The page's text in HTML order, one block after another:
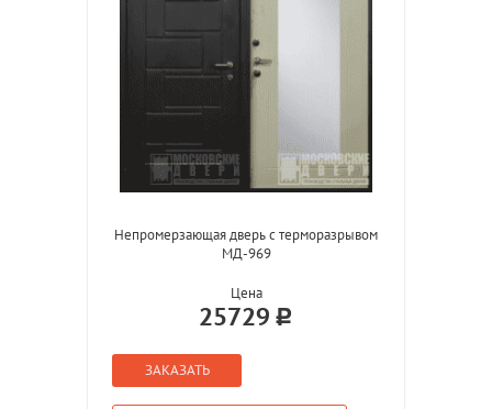
Непромерзающая дверь с терморазрывом
МД-969
Цена
25729
ЗАКАЗАТЬ